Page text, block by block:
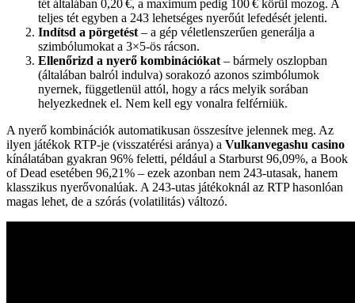
tét általában 0,20 €, a maximum pedig 100 € körül mozog. A
teljes tét egyben a 243 lehetséges nyerőút lefedését jelenti.
Indítsd a pörgetést – a gép véletlenszerűen generálja a
szimbólumokat a 3×5-ös rácson.
Ellenőrizd a nyerő kombinációkat – bármely oszlopban
(általában balról indulva) sorakozó azonos szimbólumok
nyernek, függetlenül attól, hogy a rács melyik sorában
helyezkednek el. Nem kell egy vonalra felférniük.
A nyerő kombinációk automatikusan összesítve jelennek meg. Az
ilyen játékok RTP-je (visszatérési aránya) a Vulkanvegashu casino
kínálatában gyakran 96% feletti, például a Starburst 96,09%, a Book
of Dead esetében 96,21% – ezek azonban nem 243-utasak, hanem
klasszikus nyerővonalúak. A 243-utas játékoknál az RTP hasonlóan
magas lehet, de a szórás (volatilitás) változó.